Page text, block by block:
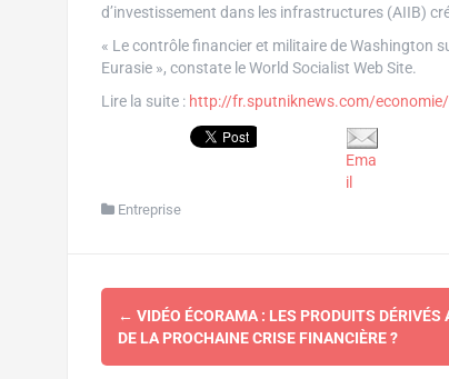
d’investissement dans les infrastructures (AIIB)
« Le contrôle financier et militaire de Washington
Eurasie », constate le World Socialist Web Site.
Lire la suite : http://fr.sputniknews.com/
Ema
il
Entreprise
Navigation
d'article
← VIDÉO ÉCORAMA : LES PRODUITS
DE LA PROCHAINE CRISE FINANCIÈRE ?